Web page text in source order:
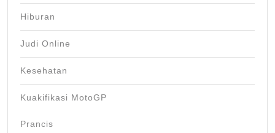
Hiburan
Judi Online
Kesehatan
Kuakifikasi MotoGP
Prancis